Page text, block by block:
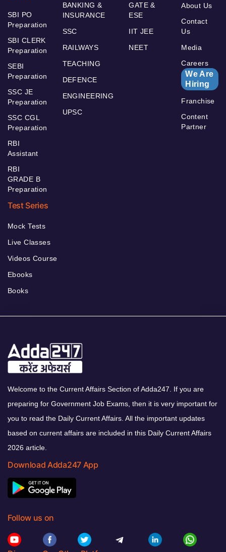
SBI PO
Preparation
SBI CLERK
Preparation
SEBI
Preparation
SSC JE
Preparation
SSC CGL
Preparation
RBI
Assistant
RBI
GRADE B
Preparation
BANKING &
INSURANCE
SSC
RAILWAYS
TEACHING
DEFENCE
ENGINEERING
UPSC
GATE &
ESE
IIT JEE
NEET
About Us
Contact
Us
Media
Careers
We Are
Hiring
Franchise
Content
Partner
Test Series
Mock Tests
Live Classes
Videos Course
Ebooks
Books
Welcome to the Current Affairs Section of Adda247. If you are
preparing for Government Job Exams, then it is very important for
you to read the Daily Current Affairs. All the important updates
based on current affairs are included in this Daily Current Affairs
2026 article.
Download Adda247 App
Follow us on